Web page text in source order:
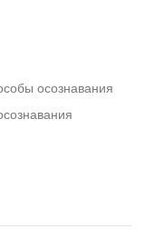
осознавания